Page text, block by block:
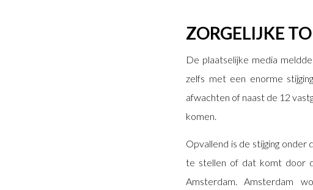
ZORGELIJKE
De plaatselijke media
zelfs met een enorme
afwachten of naast de 12
komen.
Opvallend is de stijging
te stellen of dat komt door
Amsterdam. Amsterdam